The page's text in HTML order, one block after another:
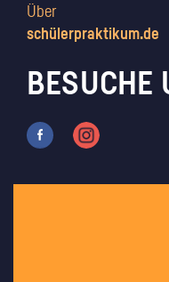
Über
schülerpraktikum.de
BESUCHE